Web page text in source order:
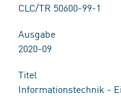
CLC/TR 50600-99-1
Ausgabe
2020-09
Titel
Informationstechnik -